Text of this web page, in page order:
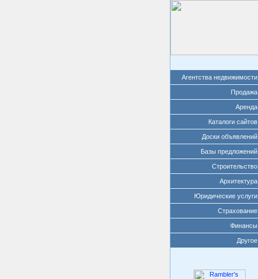
Агентства недвижимости
Продажа
Аренда
Каталоги сайтов
Доски объявлений
Базы предложений
Строительство
Архитектура
Юридические услуги
Страхование
Финансы
Другое